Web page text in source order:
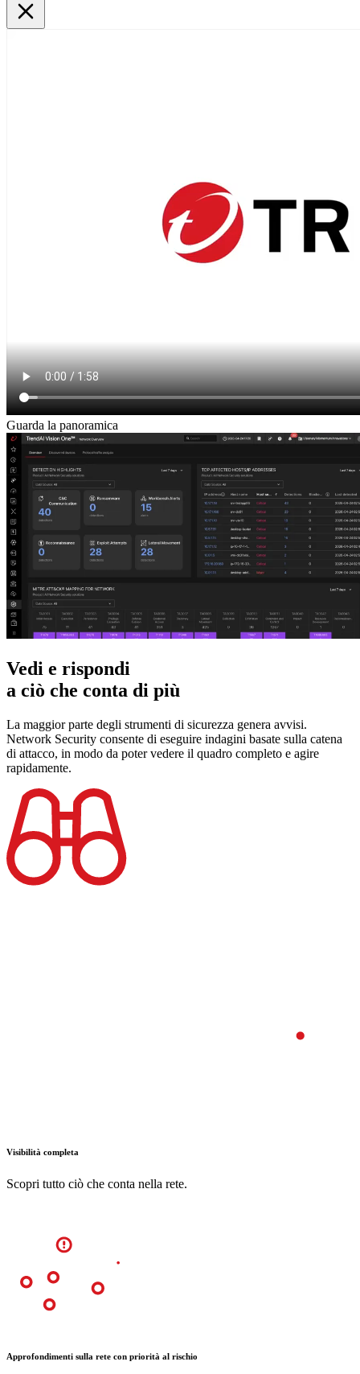
Guarda la panoramica
Vedi e rispondi
a ciò che conta di più
La maggior parte degli strumenti di sicurezza genera avvisi.
Network Security consente di eseguire indagini basate sulla catena
di attacco, in modo da poter vedere il quadro completo e agire
rapidamente.
Visibilità completa
Scopri tutto ciò che conta nella rete.
Approfondimenti sulla rete con priorità al rischio